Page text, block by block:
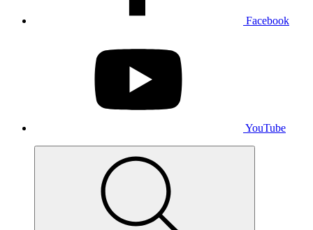
Facebook
YouTube